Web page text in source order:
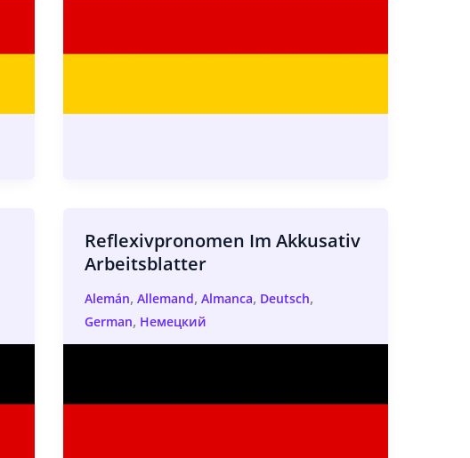
Reflexivpronomen Im Akkusativ
Arbeitsblatter
Alemán, Allemand, Almanca, Deutsch,
German, Немецкий